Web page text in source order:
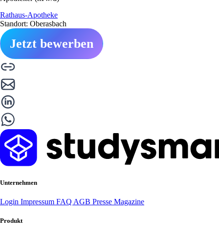
Rathaus-Apotheke
Standort: Oberasbach
Jetzt bewerben
Unternehmen
Login Impressum FAQ AGB Presse Magazine
Produkt